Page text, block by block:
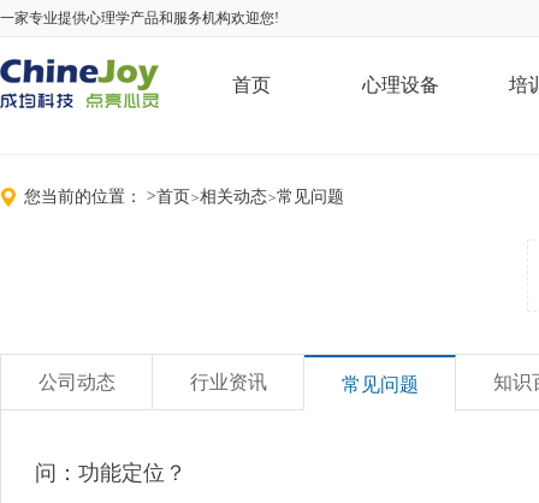
一家专业提供心理学产品和服务机构欢迎您!
首页 心理设备 培
您当前的位置： >首页>相关动态>常见问题
公司动态 行业资讯 常见问题 知识
问：功能定位？